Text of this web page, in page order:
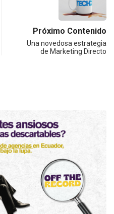
Próximo Contenido
Una novedosa estrategia
de Marketing Directo